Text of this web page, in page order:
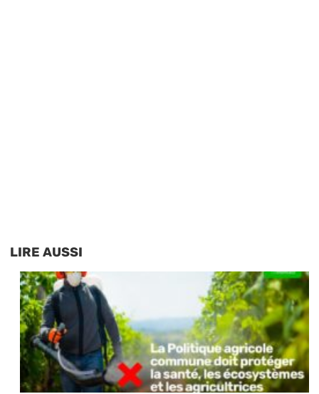
LIRE AUSSI